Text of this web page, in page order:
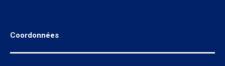
Coordonnées